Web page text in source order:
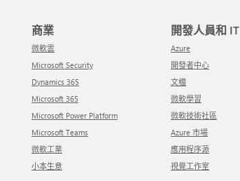
商業
微軟雲
Microsoft Security
Dynamics 365
Microsoft 365
Microsoft Power Platform
Microsoft Teams
微軟工業
小本生意
開發人員和 IT
Azure
開發者中心
文檔
微軟學習
微軟技術社區
Azure 市場
應用程序源
視覺工作室